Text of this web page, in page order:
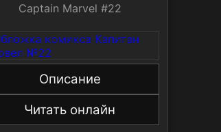
Captain Marvel #22
Описание
Читать онлайн